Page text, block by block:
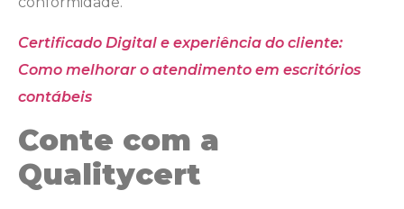
Certificado Digital e experiência do cliente:
Como melhorar o atendimento em escritórios
contábeis
Conte com a
Qualitycert